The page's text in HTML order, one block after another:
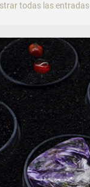
todas las entradas